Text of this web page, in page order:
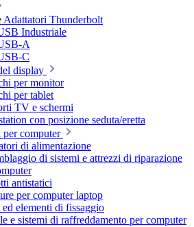
Adattatori Thunderbolt
Industriale
A
C
display
per monitor
per tablet
TV e schermi
con posizione seduta/eretta
computer
di alimentazione
di sistemi e attrezzi di riparazione
antistatici
per computer laptop
ed elementi di fissaggio
e sistemi di raffreddamento per computer